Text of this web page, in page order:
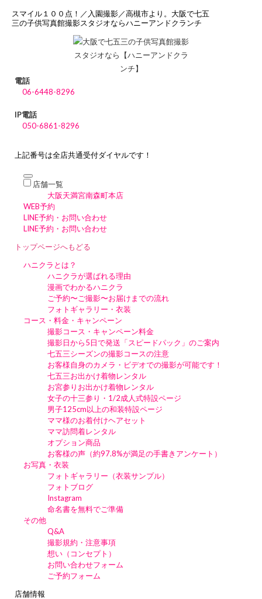
スマイル１００点！／入園撮影／高槻市より。大阪で七五
三の子供写真館撮影スタジオならハニーアンドクランチ
電話
06-6448-8296
IP電話
050-6861-8296
上記番号は全店共通受付ダイヤルです！
店舗一覧
大阪天満宮南森町本店
WEB予約
LINE予約・お問い合わせ
LINE予約・お問い合わせ
トップページへもどる
ハニクラとは？
ハニクラが選ばれる理由
漫画でわかるハニクラ
ご予約〜ご撮影〜お届けまでの流れ
フォトギャラリー・衣装
コース・料金・キャンペーン
撮影コース・キャンペーン料金
撮影日から5日で発送「スピードパック」のご案内
七五三シーズンの撮影コースの注意
お客様自身のカメラ・ビデオでの撮影が可能です！
七五三お出かけ着物レンタル
お宮参りお出かけ着物レンタル
女子の十三参り・1/2成人式特設ページ
男子125cm以上の和装特設ページ
ママ様のお着付けヘアセット
ママ訪問着レンタル
オプション商品
お客様の声（約97.8%が満足の手書きアンケート）
お写真・衣装
フォトギャラリー（衣装サンプル）
フォトブログ
Instagram
命名書を無料でご準備
その他
Q&A
撮影規約・注意事項
想い（コンセプト）
お問い合わせフォーム
ご予約フォーム
店舗情報